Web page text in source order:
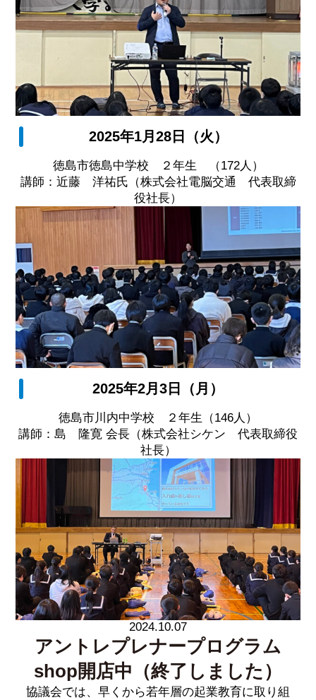
2025年1月28日（火）
徳島市徳島中学校 ２年生 （172人）
講師：近藤 洋祐氏（株式会社電脳交通 代表取締
役社長）
2025年2月3日（月）
徳島市川内中学校 ２年生（146人）
講師：島 隆寛 会長（株式会社シケン 代表取締役
社長）
2024.10.07
アントレプレナープログラム
shop開店中（終了しました）
協議会では、早くから若年層の起業教育に取り組